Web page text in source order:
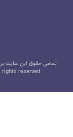
تمامی حقوق این سایت
rights reserved